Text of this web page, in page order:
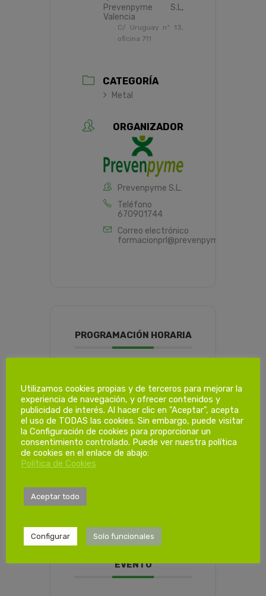
Prevenpyme S.L,
Valencia
C/ Uruguay nº 13,
oficina 711
CATEGORÍA
Metal
ORGANIZADOR
Prevenpyme S.L.
Teléfono
670901744
Correo electrónico
formacionprl@prevenpyme.es
PROGRAMACIÓN HORARIA
Dias de
formación.
1ª Sesión
Sábado 18/02/2023
de 08:00 a 14:00
EVENTO
Utilizamos cookies propias y de terceros para mejorar la
experiencia de navegación, y ofrecer contenidos y
publicidad de interés. Al hacer clic en "Aceptar", acepta
el uso de TODAS las cookies. Sin embargo, puede visitar
la Configuración de cookies para proporcionar un
consentimiento controlado. Puede ver nuestra política
de cookies en el enlace de abajo:
Política de Cookies
Aceptar todo
Configurar Solo funcionales